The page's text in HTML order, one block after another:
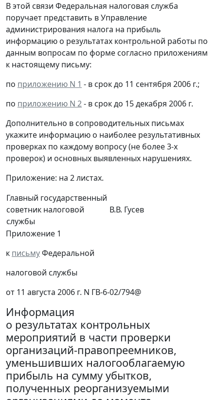
В этой связи Федеральная налоговая служба
поручает представить в Управление
администрирования налога на прибыль
информацию о результатах контрольной работы по
данным вопросам по форме согласно приложениям
к настоящему письму:
по приложению N 1 - в срок до 11 сентября 2006 г.;
по приложению N 2- в срок до 15 декабря 2006 г.
Дополнительно в сопроводительных письмах
укажите информацию о наиболее результативных
проверках по каждому вопросу (не более 3-х
проверок) и основных выявленных нарушениях.
Приложение: на 2 листах.
Главный государственный
советник налоговой
службы
В.В. Гусев
Приложение 1
к письмуФедеральной
налоговой службы
от 11 августа 2006 г. N ГВ-6-02/794@
Информация
о результатах контрольных
мероприятий в части проверки
организаций-правопреемников,
уменьшивших налогооблагаемую
прибыль на сумму убытков,
полученных реорганизуемыми